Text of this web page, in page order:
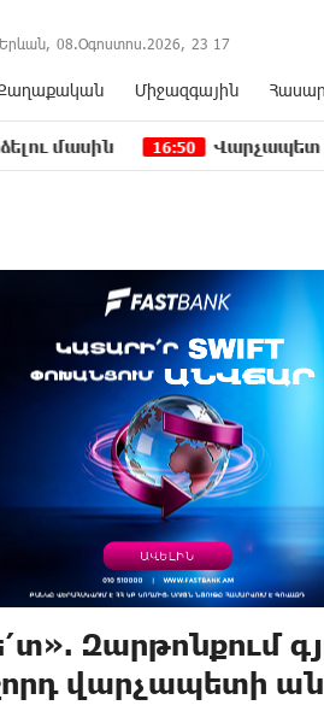
Երևան, 08.Օգոստոս.2026, 23 17
Միջազգային
16:50 Վարչապետ լինել, չի
Զարթոնքում
վարչապետի